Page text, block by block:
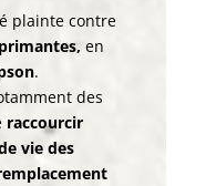
plainte contre
en
.
des
raccourcir
vie des